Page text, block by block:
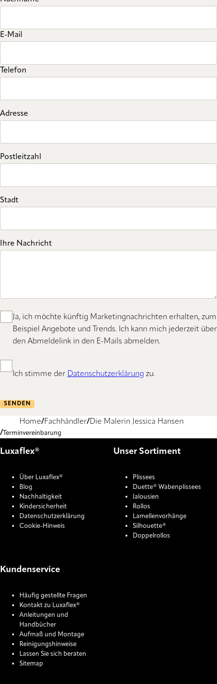
E-Mail
Telefon
Adresse
Postleitzahl
Stadt
Ihre Nachricht
Ja, ich möchte künftig Marketingnachrichten erhalten, zum
Beispiel Angebote und Trends. Ich kann mich jederzeit über
den Abmeldelink in den E-Mails abmelden.
Ich stimme der Datenschutzerklärung zu.
SENDEN
Home Fachhändler Die Malerin Jessica Hansen
Terminvereinbarung
Luxaflex®
Über Luxaflex®
Blog
Nachhaltigkeit
Kindersicherheit
Datenschutzerklärung
Cookie-Hinweis
Unser Sortiment
Plissees
Duette® Wabenplissees
Jalousien
Rollos
Lamellenvorhänge
Silhouette®
Doppelrollos
Kundenservice
Häufig gestellte Fragen
Kontakt zu Luxaflex®
Anleitungen und
Handbücher
Aufmaß und Montage
Reinigungshinweise
Lassen Sie sich beraten
Sitemap